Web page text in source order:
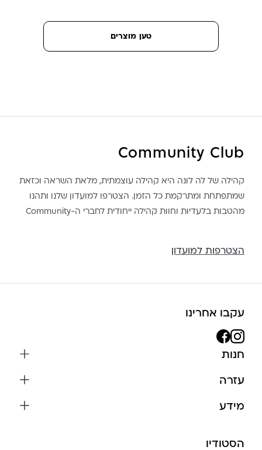
טען מוצרים
Community Club
קהילה של לה לונה היא קהילה עוצמתית, מלאת השראה וכזאת
שמתפתחת ומתרקמת כל הזמן. הצטרפו למועדון שלנו ותהנו
מהטבות בלעדיות וחוות קהילה ייחודית לחברי ה-Community
הצטרפות למועדון
עקבו אחרינו
חנות
צמידים
בגדים
עזרה
מידע
שמירה על התכשיטים
הסטודיו